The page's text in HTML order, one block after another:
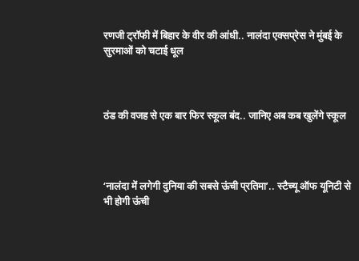
रणजी ट्रॉफी में बिहार के वीर की आंधी.. नालंदा एक्सप्रेस ने मुंबई के
सुरमाओं को चटाई धूल
ठंड की वजह से एक बार फिर स्कूल बंद.. जानिए अब कब खुलेंगे स्कूल
‘नालंदा में लगेगी दुनिया की सबसे ऊंची प्रतिमा’.. स्टैच्यू ऑफ यूनिटी से
भी होगी ऊंची